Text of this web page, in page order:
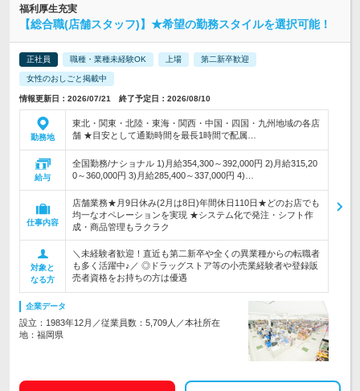
福利厚生充実
【総合職(店舗スタッフ)】★希望の勤務スタイルを選択可能！
正社員 職種・業種未経験OK 上場 第二新卒歓迎
女性のおしごと掲載中
情報更新日：2026/07/21 終了予定日：2026/08/10
勤務地
東北・関東・北陸・東海・関西・中国・四国・九州地域の各店
舗 ★目安として通勤時間を最長1時間で配属…
給与
全国勤務/ナショナル 1)月給354,300～392,000円 2)月給315,20
0～360,000円 3)月給285,400～337,000円 4)…
仕事内容
店舗業務★月9日休み(2月は8日)年間休日110日★どのお店でも
均一なオペレーションを実現 ★システム化で発注・シフト作
成・商品管理もラクラク
対象と
なる方
＼未経験者歓迎！直近も第二新卒や全くの異業種からの転職者
も多く活躍中♪／ ◎ドラッグストア等の小売業経験者や登録販
売者資格をお持ちの方は優遇
企業データ
設立：1983年12月／従業員数：5,709人／本社所在
地：福岡県